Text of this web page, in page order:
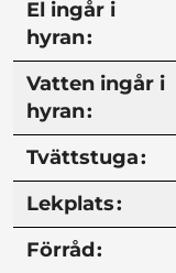
El ingår i
hyran:
Vatten ingår i
hyran:
Tvätt­stuga:
Lek­plats:
Förråd: